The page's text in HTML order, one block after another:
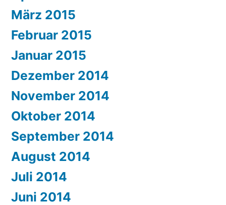
März 2015
Februar 2015
Januar 2015
Dezember 2014
November 2014
Oktober 2014
September 2014
August 2014
Juli 2014
Juni 2014